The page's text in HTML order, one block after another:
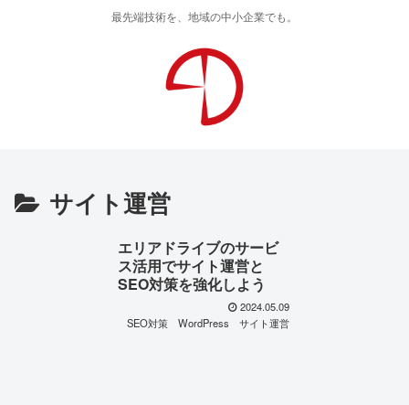
最先端技術を、地域の中小企業でも。
サイト運営
エリアドライブのサービ
ス活用でサイト運営と
SEO対策を強化しよう
2024.05.09
SEO対策
WordPress サイト運営